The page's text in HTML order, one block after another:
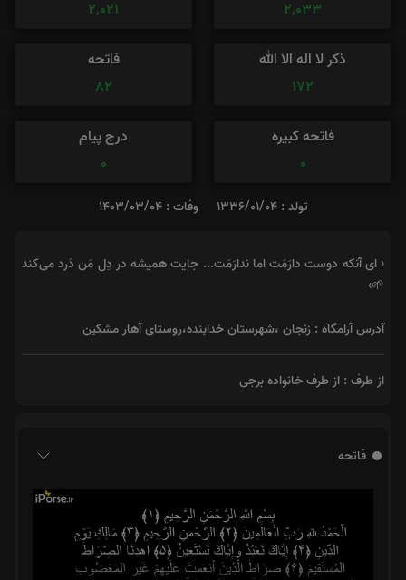
2,033
2,021
ذکر لا اله الا الله
172
فاتحه
82
فاتحه کبیره
0
درج پیام
0
تولد : 1336/01/04 وفات : 1403/03/04
‹ ای آنکه دوست دارَمَت اما ندارَمَت... جایت همیشه در دِل مَن دَرد می‌کند
🌱›️
آدرس آرامگاه : زنجان ،شهرستان خدابنده،روستای آهار مشکین
از طرف : از طرف خانواده برجی
فاتحه